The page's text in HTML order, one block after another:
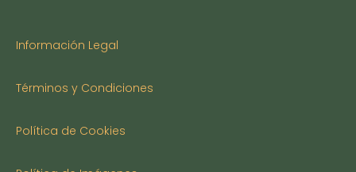
Información Legal
Términos y Condiciones
Política de Cookies